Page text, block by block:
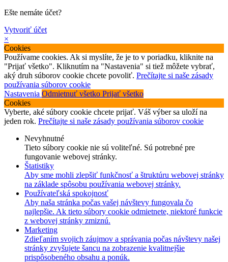
Ešte nemáte účet?
Vytvoriť účet
×
Cookies
Používame cookies. Ak si myslíte, že je to v poriadku, kliknite na
"Prijať všetko". Kliknutím na "Nastavenia" si tiež môžete vybrať,
aký druh súborov cookie chcete povoliť. Prečítajte si naše zásady
používania súborov cookie
Nastavenia Odmietnuť všetko Prijať všetko
Cookies
Vyberte, aké súbory cookie chcete prijať. Váš výber sa uloží na
jeden rok. Prečítajte si naše zásady používania súborov cookie
Nevyhnutné
Tieto súbory cookie nie sú voliteľné. Sú potrebné pre
fungovanie webovej stránky.
Štatistiky
Aby sme mohli zlepšiť funkčnosť a štruktúru webovej stránky
na základe spôsobu používania webovej stránky.
Používateľská spokojnosť
Aby naša stránka počas vašej návštevy fungovala čo
najlepšie. Ak tieto súbory cookie odmietnete, niektoré funkcie
z webovej stránky zmiznú.
Marketing
Zdieľaním svojich záujmov a správania počas návštevy našej
stránky zvyšujete šancu na zobrazenie kvalitnejšie
prispôsobeného obsahu a ponúk.